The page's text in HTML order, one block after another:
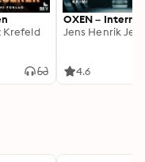
Krefeld
OXEN –
Jens Henrik
4.6